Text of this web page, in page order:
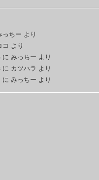
っちー より
コ より
に みっちー より
に カツハラ より
に みっちー より